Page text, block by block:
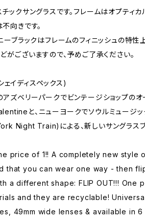
ックサングラスです。フレームはオプティ
向きです。
ーブラックはフレームのフィニッシュの特性
がございますので、予めご了承ください。
イディスペックス)
ズベリーパークでビンテージショップのオ
と、ニューヨークでソウルミュージ
Night Train)による、新しいサングラスブ
price of 1!! A completely new style
that you can wear one way - then
a different shape: FLIP OUT!!! One
and they are recyclable!
49mm wide lenses & available in 6